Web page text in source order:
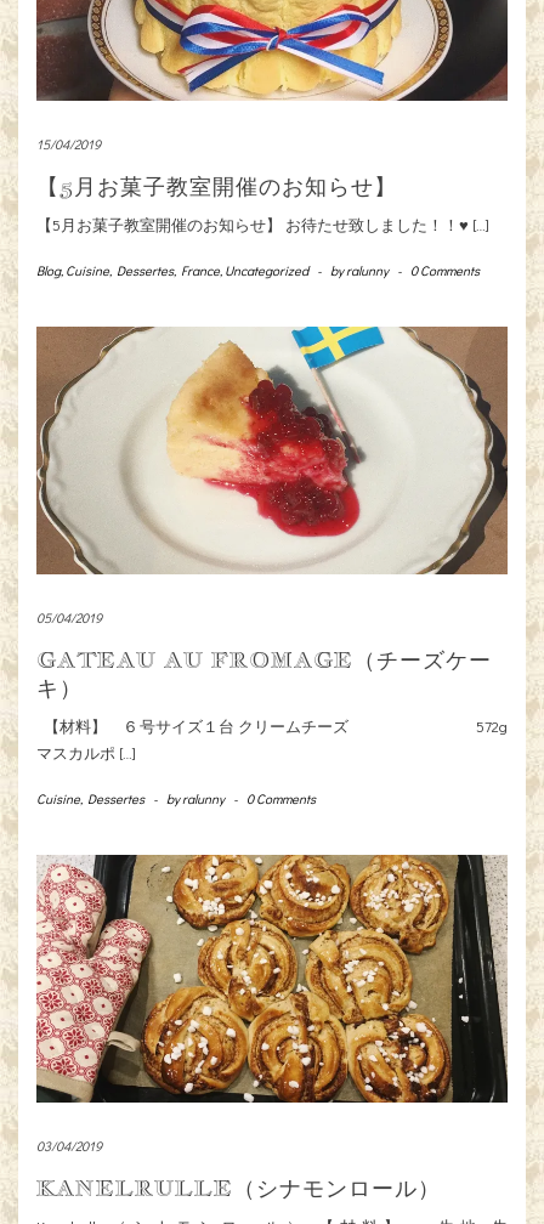
15/04/2019
【5月お菓子教室開催のお知らせ】
【5月お菓子教室開催のお知らせ】 お待たせ致しました！！♥️ […]
Blog, Cuisine, Dessertes, France, Uncategorized - byralunny - 0 Comments
05/04/2019
GATEAU AU FROMAGE（チーズケー
キ）
【材料】 ６号サイズ１台 クリームチーズ 572g
マスカルポ […]
Cuisine, Dessertes - byralunny - 0 Comments
03/04/2019
KANELRULLE（シナモンロール）